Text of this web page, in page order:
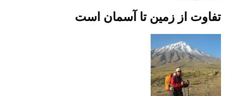
تفاوت از زمین تا آسمان است